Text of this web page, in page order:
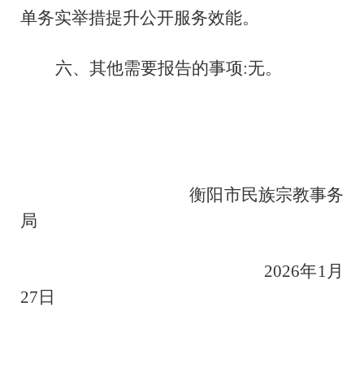
单务实举措提升公开服务效能。
六、其他需要报告的事项:无。
衡阳市民族宗教事务
局
2026年1月
27日